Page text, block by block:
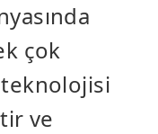
çok
ve